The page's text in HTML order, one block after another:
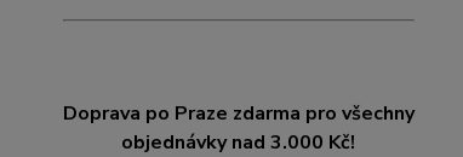
Doprava po Praze zdarma pro všechny
objednávky nad 3.000 Kč!